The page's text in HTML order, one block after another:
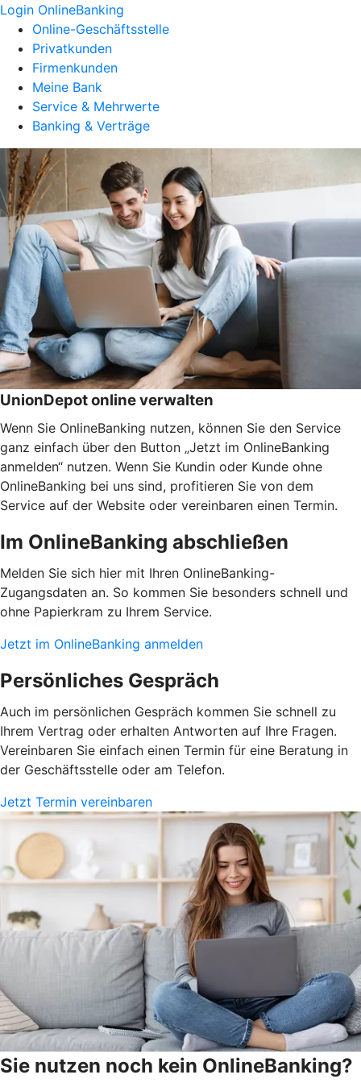
Login OnlineBanking
Online-Geschäftsstelle
Privatkunden
Firmenkunden
Meine Bank
Service & Mehrwerte
Banking & Verträge
UnionDepot online verwalten
Wenn Sie OnlineBanking nutzen, können Sie den Service
ganz einfach über den Button „Jetzt im OnlineBanking
anmelden“ nutzen. Wenn Sie Kundin oder Kunde ohne
OnlineBanking bei uns sind, profitieren Sie von dem
Service auf der Website oder vereinbaren einen Termin.
Im OnlineBanking abschließen
Melden Sie sich hier mit Ihren OnlineBanking-
Zugangsdaten an. So kommen Sie besonders schnell und
ohne Papierkram zu Ihrem Service.
Jetzt im OnlineBanking anmelden
Persönliches Gespräch
Auch im persönlichen Gespräch kommen Sie schnell zu
Ihrem Vertrag oder erhalten Antworten auf Ihre Fragen.
Vereinbaren Sie einfach einen Termin für eine Beratung in
der Geschäftsstelle oder am Telefon.
Jetzt Termin vereinbaren
Sie nutzen noch kein OnlineBanking?